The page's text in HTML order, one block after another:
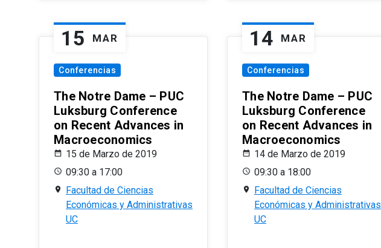
15 MAR
Conferencias
The Notre Dame – PUC
Luksburg Conference
on Recent Advances in
Macroeconomics
15 de Marzo de 2019
09:30 a 17:00
Facultad de Ciencias
Económicas y Administrativas
UC
14 MAR
Conferencias
The Notre Dame – PUC
Luksburg Conference
on Recent Advances in
Macroeconomics
14 de Marzo de 2019
09:30 a 18:00
Facultad de Ciencias
Económicas y Administrativas
UC